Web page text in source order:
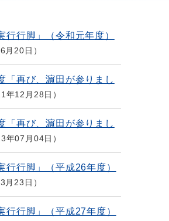
行行脚」（令和元年度）
月20日
「再び、濵田が参りまし
年12月28日
「再び、濵田が参りまし
年07月04日
行行脚」（平成26年度）
月23日
行行脚」（平成27年度）